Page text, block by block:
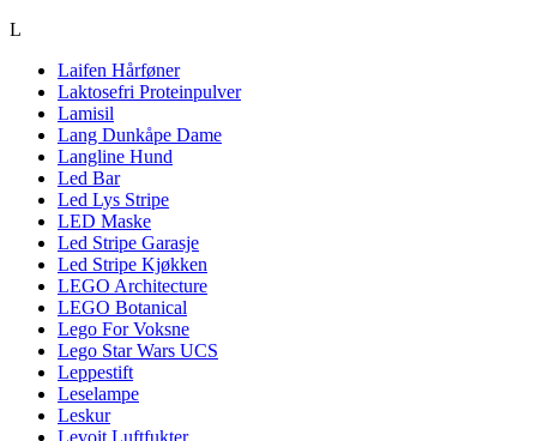
L
Laifen Hårføner
Laktosefri Proteinpulver
Lamisil
Lang Dunkåpe Dame
Langline Hund
Led Bar
Led Lys Stripe
LED Maske
Led Stripe Garasje
Led Stripe Kjøkken
LEGO Architecture
LEGO Botanical
Lego For Voksne
Lego Star Wars UCS
Leppestift
Leselampe
Leskur
Levoit Luftfukter